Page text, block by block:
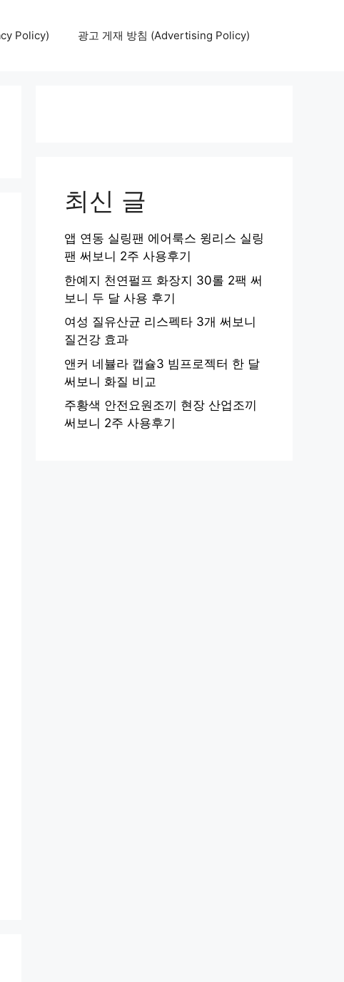
Policy) 광고 게재 방침 (Advertising Policy)
최신 글
앱 연동 실링팬 에어룩스 윙리스 실링
팬 써보니 2주 사용후기
한예지 천연펄프 화장지 30롤 2팩 써
보니 두 달 사용 후기
여성 질유산균 리스펙타 3개 써보니
질건강 효과
앤커 네뷸라 캡슐3 빔프로젝터 한 달
써보니 화질 비교
주황색 안전요원조끼 현장 산업조끼
써보니 2주 사용후기